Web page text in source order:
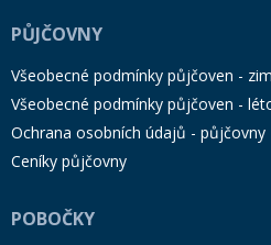
PŮJČOVNY
Všeobecné podmínky půjčoven -
Všeobecné podmínky půjčoven -
Ochrana osobních údajů - půjčovny
Ceníky půjčovny
POBOČKY